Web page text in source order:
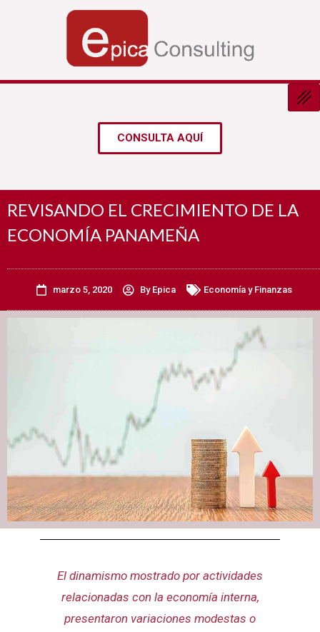
CONSULTA AQUÍ
REVISANDO EL CRECIMIENTO DE LA
ECONOMÍA PANAMEÑA
marzo 5, 2020 ByEpica Economía y Finanzas
El dinamismo mostrado por actividades
relacionadas con la economía interna,
presentaron variaciones modestas o